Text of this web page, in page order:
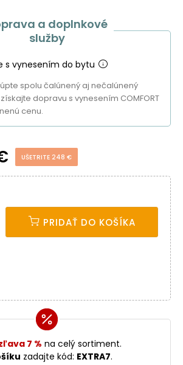
a doplnkové
služby
s vynesením do bytu
spolu čalúnený aj nečalúnený
dopravu s vynesením COMFORT
cenu.
UŠETRITE 248 €
PRIDAŤ DO KOŠÍKA
7 % na celý sortiment.
zadajte kód: EXTRA7.